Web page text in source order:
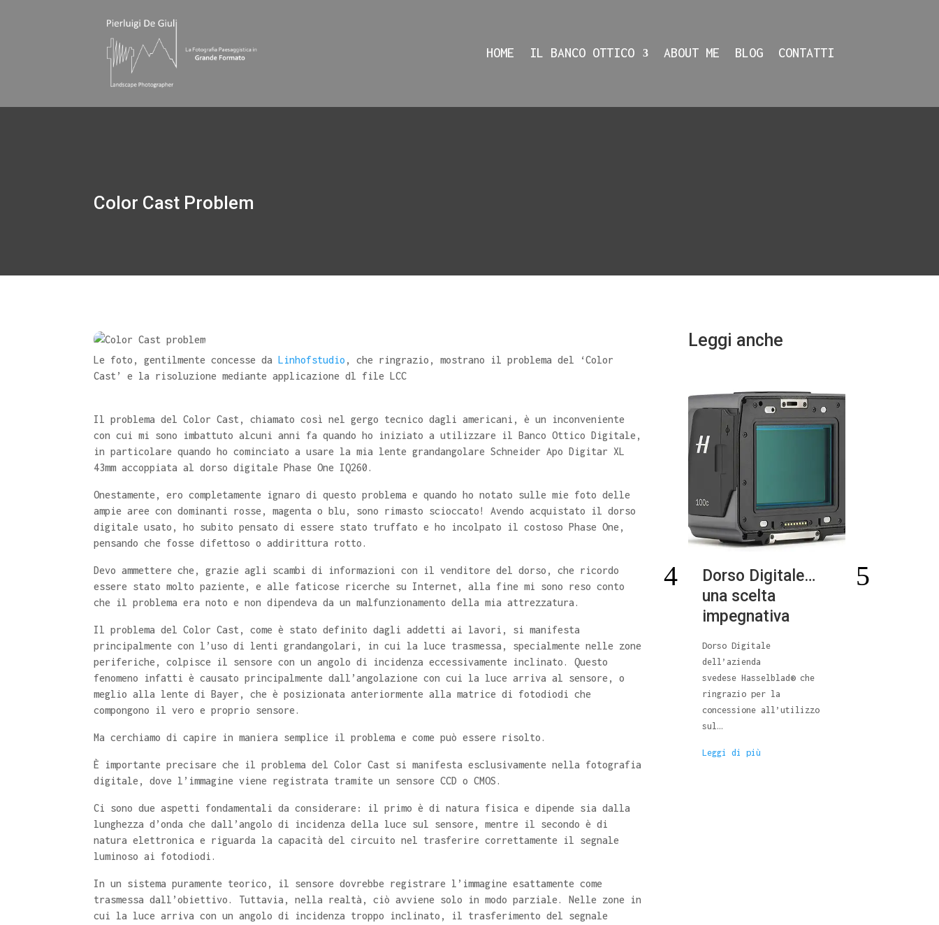
HOME IL BANCO OTTICO ABOUT ME BLOG CONTATTI
Color Cast Problem
Le foto, gentilmente concesse daLinhofstudio , che ringrazio, mostrano il problema del ‘Color
Cast’ e la risoluzione mediante applicazione dl file LCC
Il problema del Color Cast, chiamato così nel gergo tecnico dagli americani, è un inconveniente
con cui mi sono imbattuto alcuni anni fa quando ho iniziato a utilizzare il Banco Ottico Digitale,
in particolare quando ho cominciato a usare la mia lente grandangolare Schneider Apo Digitar XL
43mm accoppiata al dorso digitale Phase One IQ260.
Onestamente, ero completamente ignaro di questo problema e quando ho notato sulle mie foto delle
ampie aree con dominanti rosse, magenta o blu, sono rimasto scioccato! Avendo acquistato il dorso
digitale usato, ho subito pensato di essere stato truffato e ho incolpato il costoso Phase One,
pensando che fosse difettoso o addirittura rotto.
Devo ammettere che, grazie agli scambi di informazioni con il venditore del dorso, che ricordo
essere stato molto paziente, e alle faticose ricerche su Internet, alla fine mi sono reso conto
che il problema era noto e non dipendeva da un malfunzionamento della mia attrezzatura.
Il problema del Color Cast, come è stato definito dagli addetti ai lavori, si manifesta
principalmente con l’uso di lenti grandangolari, in cui la luce trasmessa, specialmente nelle zone
periferiche, colpisce il sensore con un angolo di incidenza eccessivamente inclinato. Questo
fenomeno infatti è causato principalmente dall’angolazione con cui la luce arriva al sensore, o
meglio alla lente di Bayer, che è posizionata anteriormente alla matrice di fotodiodi che
compongono il vero e proprio sensore.
Ma cerchiamo di capire in maniera semplice il problema e come può essere risolto.
È importante precisare che il problema del Color Cast si manifesta esclusivamente nella fotografia
digitale, dove l’immagine viene registrata tramite un sensore CCD o CMOS.
Ci sono due aspetti fondamentali da considerare: il primo è di natura fisica e dipende sia dalla
lunghezza d’onda che dall’angolo di incidenza della luce sul sensore, mentre il secondo è di
natura elettronica e riguarda la capacità del circuito nel trasferire correttamente il segnale
luminoso ai fotodiodi.
In un sistema puramente teorico, il sensore dovrebbe registrare l’immagine esattamente come
trasmessa dall’obiettivo. Tuttavia, nella realtà, ciò avviene solo in modo parziale. Nelle zone in
cui la luce arriva con un angolo di incidenza troppo inclinato, il trasferimento del segnale
Leggi anche
Dorso Digitale…
una scelta
impegnativa
Dorso Digitale
dell’azienda
svedese Hasselblad® che
ringrazio per la
concessione all’utilizzo
sul…
Leggi di più
Photo